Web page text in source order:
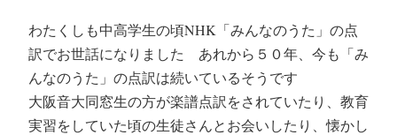
わたくしも中高学生の頃NHK「みんなのうた」の点
訳でお世話になりました あれから５０年、今も「み
んなのうた」の点訳は続いているそうです
大阪音大同窓生の方が楽譜点訳をされていたり、教育
実習をしていた頃の生徒さんとお会いしたり、懐かし